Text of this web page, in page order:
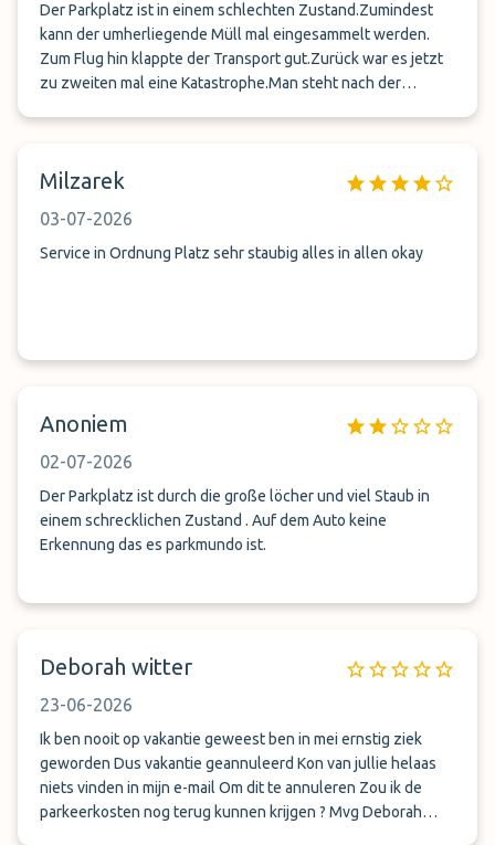
Der Parkplatz ist in einem schlechten Zustand.Zumindest
kann der umherliegende Müll mal eingesammelt werden.
Zum Flug hin klappte der Transport gut.Zurück war es jetzt
zu zweiten mal eine Katastrophe.Man steht nach der
erkämpft.
Milzarek
03-07-2026
Service in Ordnung Platz sehr staubig alles in allen okay
Anoniem
02-07-2026
Der Parkplatz ist durch die große löcher und viel Staub in
einem schrecklichen Zustand . Auf dem Auto keine
Erkennung das es parkmundo ist.
Deborah witter
23-06-2026
Ik ben nooit op vakantie geweest ben in mei ernstig ziek
geworden Dus vakantie geannuleerd Kon van jullie helaas
niets vinden in mijn e-mail Om dit te annuleren Zou ik de
parkeerkosten nog terug kunnen krijgen ? Mvg Deborah